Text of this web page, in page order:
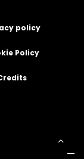
policy
Policy